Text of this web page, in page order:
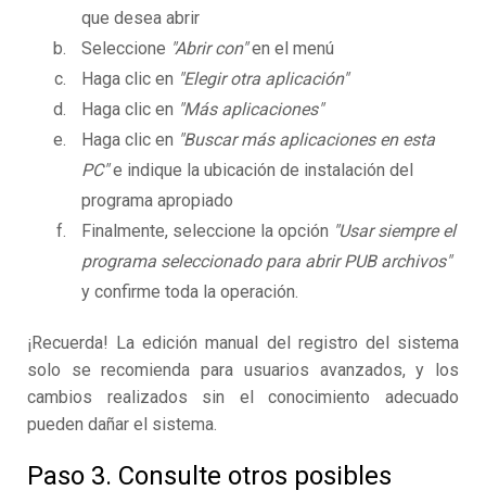
que desea abrir
Seleccione "Abrir con"en el menú
Haga clic en "Elegir otra aplicación"
Haga clic en "Más aplicaciones"
Haga clic en "Buscar más aplicaciones en esta
PC"e indique la ubicación de instalación del
programa apropiado
Finalmente, seleccione la opción "Usar siempre el
programa seleccionado para abrir PUB archivos"
y confirme toda la operación.
¡Recuerda! La edición manual del registro del sistema
solo se recomienda para usuarios avanzados, y los
cambios realizados sin el conocimiento adecuado
pueden dañar el sistema.
Paso 3. Consulte otros posibles